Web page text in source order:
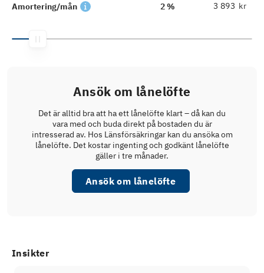
Amortering/mån 2 % kr
Ansök om lånelöfte
Det är alltid bra att ha ett lånelöfte klart – då kan du
vara med och buda direkt på bostaden du är
intresserad av. Hos Länsförsäkringar kan du ansöka om
lånelöfte. Det kostar ingenting och godkänt lånelöfte
gäller i tre månader.
Ansök om lånelöfte
Insikter